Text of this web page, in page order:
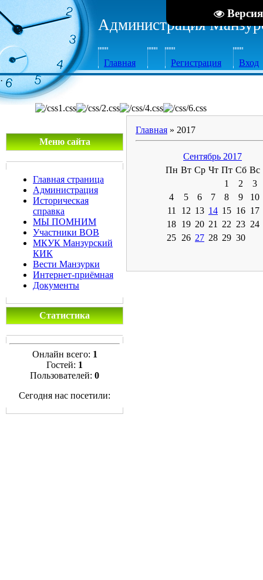
Администрация
Главная Регистрация
Вход
·
Меню сайта
Главная страница
Администрация
Историческая
справка
МЫ ПОМНИМ
Участники ВОВ
МКУК Манзурский
КИК
Вести Манзурки
Интернет-приёмная
Документы
Статистика
Онлайн всего: 1
Гостей: 1
Пользователей: 0
Сегодня нас посетили:
Главная » 2017
Сентябрь 2017
Пн Вт Ср Чт Пт Сб Вс
1
2
3
4
5 6 7 8 9
10
11
12 13 14 15 16 17
18 19 20 21 22 23 24
25 26 27 28 29 30